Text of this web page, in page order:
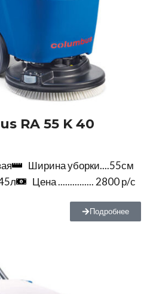
RA 55 K 40
Ширина уборки....55см
Цена ............... 2800 р/с
Подробнее